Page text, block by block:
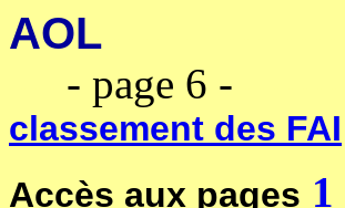
AOL
- page 6 -
classement des FAI
Accès aux pages 1